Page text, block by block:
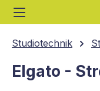
springen
Studiotechnik
Elgato -